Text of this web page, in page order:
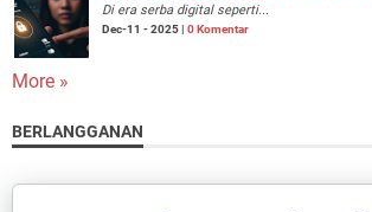
Di era serba digital seperti...
Dec-11 - 2025 | 0 Komentar
More »
BERLANGGANAN